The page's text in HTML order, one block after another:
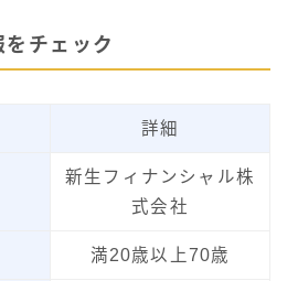
チェック
詳細
新生フィナンシャル株
式会社
満20歳以上70歳